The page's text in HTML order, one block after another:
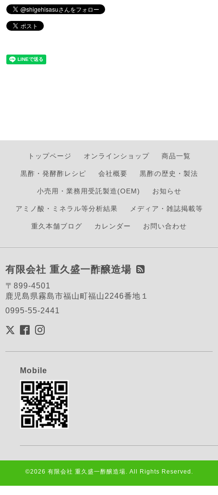
トップページ オンラインショップ 商品一覧
黒酢・発酵酢レシピ 会社概要 黒酢の歴史・製法
小売用・業務用受託製造(OEM) お知らせ
アミノ酸・ミネラル等分析結果 メディア・雑誌掲載等
重久本舗ブログ カレンダー お問い合わせ
有限会社 重久盛一酢醸造場
〒899-4501
鹿児島県霧島市福山町福山2246番地１
0995-55-2441
Mobile
©2026 有限会社 重久盛一酢醸造場. All Rights Reserved.